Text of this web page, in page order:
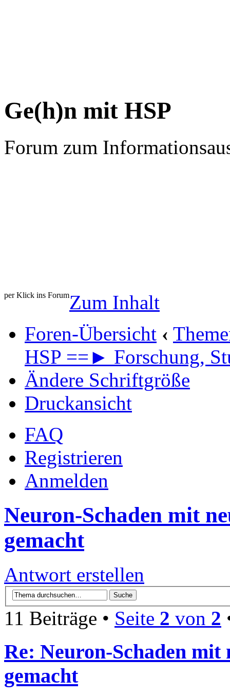
Ge(h)n mit HSP
Forum zum
per Klick ins ForumZum Inhalt
Foren-Übersicht ‹
HSP ==► Forschung,
Ändere Schriftgröße
Druckansicht
FAQ
Registrieren
Anmelden
Neuron-Schaden mit
gemacht
Antwort erstellen
11 Beiträge • Seite 2 von 2
Re: Neuron-Schaden
gemacht